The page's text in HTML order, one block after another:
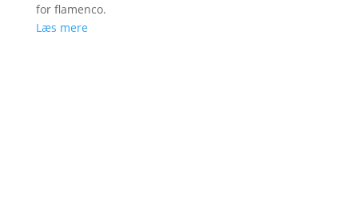
for flamenco.
Læs mere